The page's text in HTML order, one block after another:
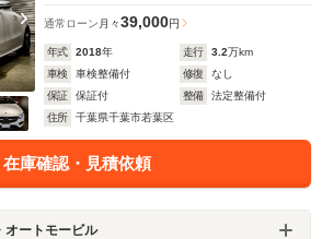
通常ローン 月々39,000円
年式 2018年 走行 3.2万km
車検
車検整備付 修復
なし
保証
保証付 整備
法定整備付
住所
千葉県千葉市若葉区
在庫確認・見積依頼
オートモービル